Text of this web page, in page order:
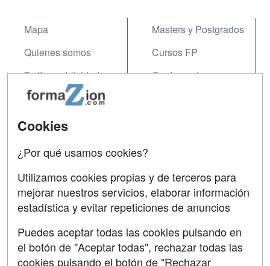
Mapa
Quienes somos
Tarifas publicidad
Acceso Usuarios
Acceso Centros
Masters y Postgrados
Cursos FP
Conferencias
Contactar
Confidencialidad
Aviso legal
Copyleft
Cookies
¿Por qué usamos cookies?
Utilizamos cookies propias y de terceros para
mejorar nuestros servicios, elaborar información
estadística y evitar repeticiones de anuncios
Puedes aceptar todas las cookies pulsando en
el botón de "Aceptar todas", rechazar todas las
cookies pulsando el botón de "Rechazar